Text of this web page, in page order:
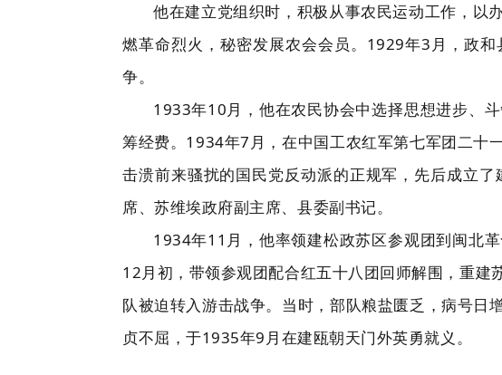
他在建立党组织时，积极从事农民运动工作，以
燃革命烈火，秘密发展农会会员。1929年3月，政
争。
1933年10月，他在农民协会中选择思想进步、
筹经费。1934年7月，在中国工农红军第七军团二十
击溃前来骚扰的国民党反动派的正规军，先后成立
席、苏维埃政府副主席、县委副书记。
1934年11月，他率领建松政苏区参观团到闽北
12月初，带领参观团配合红五十八团回师解围，重
队被迫转入游击战争。当时，部队粮盐匮乏，病号日
贞不屈，于1935年9月在建瓯朝天门外英勇就义。